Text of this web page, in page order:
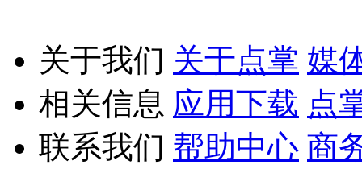
关于我们 关于点掌 媒
相关信息 应用下载 点
联系我们 帮助中心 商